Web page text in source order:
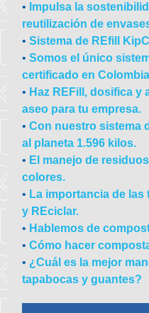
• Impulsa la
reutilización de
•Sistema de REfill
•Somos el único
certificado en
• Haz REFill, dosifica y
aseo para tu empresa.
•Con nuestro sistema
al planeta 1.596 kilos.
• El manejo de
colores.
• La importancia de
y REciclar.
• Hablemos de
•Cómo hacer
• ¿Cuál es la mejor
tapabocas y guantes?